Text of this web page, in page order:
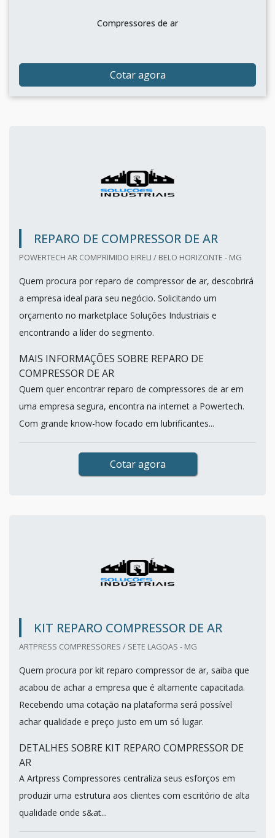
Compressores de ar
Cotar agora
REPARO DE COMPRESSOR DE AR
POWERTECH AR COMPRIMIDO EIRELI / BELO HORIZONTE - MG
Quem procura por reparo de compressor de ar, descobrirá
a empresa ideal para seu negócio. Solicitando um
orçamento no marketplace Soluções Industriais e
encontrando a líder do segmento.
MAIS INFORMAÇÕES SOBRE REPARO DE
COMPRESSOR DE AR
Quem quer encontrar reparo de compressores de ar em
uma empresa segura, encontra na internet a Powertech.
Com grande know-how focado em lubrificantes...
Cotar agora
KIT REPARO COMPRESSOR DE AR
ARTPRESS COMPRESSORES / SETE LAGOAS - MG
Quem procura por kit reparo compressor de ar, saiba que
acabou de achar a empresa que é altamente capacitada.
Recebendo uma cotação na plataforma será possível
achar qualidade e preço justo em um só lugar.
DETALHES SOBRE KIT REPARO COMPRESSOR DE
AR
A Artpress Compressores centraliza seus esforços em
produzir uma estrutura aos clientes com escritório de alta
qualidade onde s&at...